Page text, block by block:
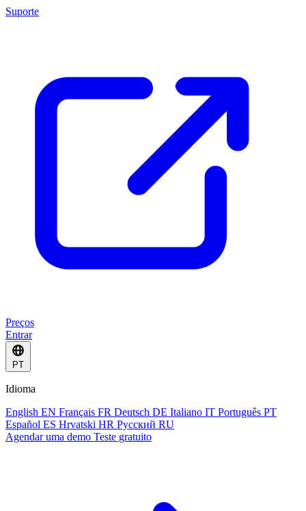
Suporte
Preços
Entrar
PT
Idioma
English EN Français FR Deutsch DE Italiano IT Português PT
Español ES Hrvatski HR Русский RU
Agendar uma demo Teste gratuito